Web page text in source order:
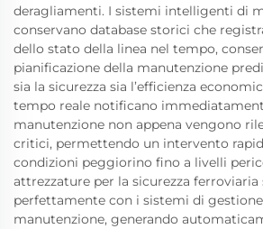
deragliamenti. I sistemi intelligenti di
conservano database storici che
dello stato della linea nel tempo,
pianificazione della manutenzione
sia la sicurezza sia l’efficienza
tempo reale notificano
manutenzione non appena vengono
critici, permettendo un intervento
condizioni peggiorino fino a livelli
attrezzature per la sicurezza ferroviaria
perfettamente con i sistemi di
manutenzione, generando